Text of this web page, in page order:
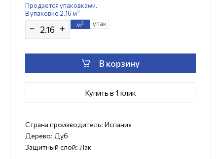
Продается упаковками.
В упаковке 2.16 м2
− + м2 упак
В корзину
Купить в 1 клик
Страна производитель: Испания
Дерево: Дуб
Защитный слой: Лак